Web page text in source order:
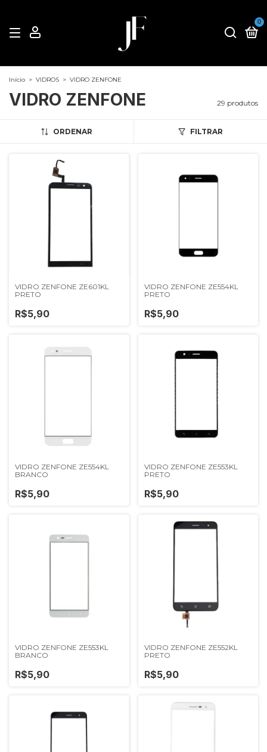
0
Início > VIDROS > VIDRO ZENFONE
VIDRO ZENFONE 29 produtos
ORDENAR FILTRAR
VIDRO ZENFONE ZE601KL
PRETO
R$5,90
VIDRO ZENFONE ZE554KL
PRETO
R$5,90
VIDRO ZENFONE ZE554KL
BRANCO
R$5,90
VIDRO ZENFONE ZE553KL
PRETO
R$5,90
VIDRO ZENFONE ZE553KL
BRANCO
R$5,90
VIDRO ZENFONE ZE552KL
PRETO
R$5,90